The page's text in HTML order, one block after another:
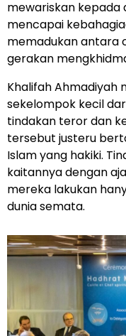
mewariskan kepada
mencapai
memadukan antara
gerakan
Khalifah Ahmadiyah
sekelompok kecil
tindakan teror dan
tersebut justeru
Islam yang hakiki.
kaitannya dengan
mereka lakukan
dunia semata.